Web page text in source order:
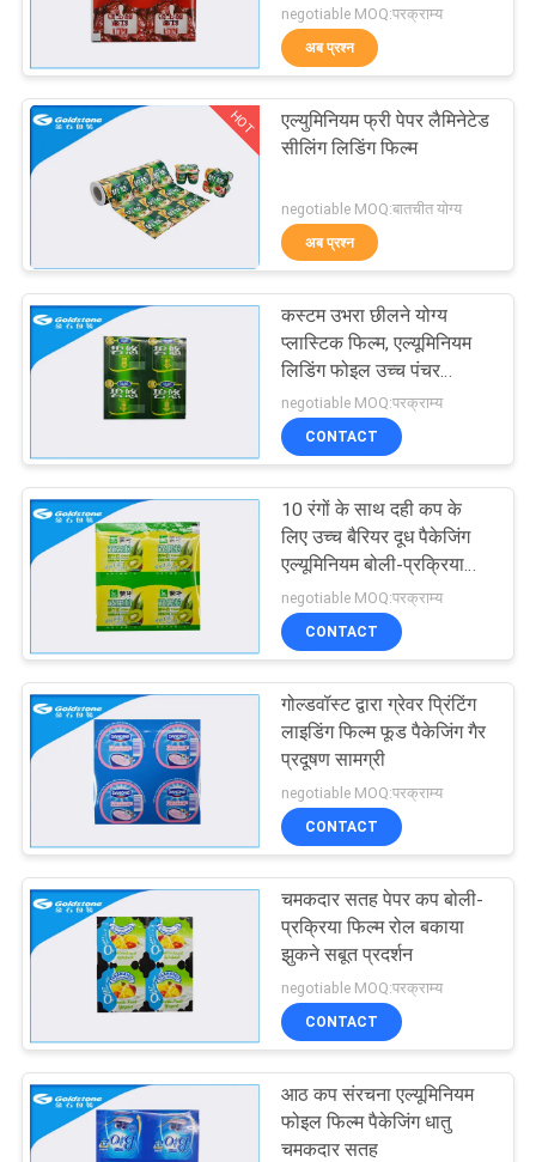
कारखाने
का
दौरा
गुणवत्ता
हमसे
संपर्क
करें
समाचार
बोली
साइटमैप
गोपनीयता
एल्यूमिनियम सीलिंग फिल्म
लिटिंग फिल्म
कस्टम पेपर लेबल
14
स्टिक पैक
32
negotiable MOQ:परक्राम्य
अब प्रश्न
HOT
एल्युमिनियम फ्री पेपर लैमिनेटेड
सीलिंग लिडिंग फिल्म
negotiable MOQ:बातचीत योग्य
अब प्रश्न
कस्टम उभरा छीलने योग्य
प्लास्टिक फिल्म, एल्यूमिनियम
लिडिंग फोइल उच्च पंचर
प्रतिरोध
negotiable MOQ:परक्राम्य
CONTACT
10 रंगों के साथ दही कप के
लिए उच्च बैरियर दूध पैकेजिंग
एल्यूमिनियम बोली-प्रक्रिया
फिल्म
negotiable MOQ:परक्राम्य
CONTACT
गोल्डवॉस्ट द्वारा ग्रेवर प्रिंटिंग
लाइडिंग फिल्म फूड पैकेजिंग गैर
प्रदूषण सामग्री
negotiable MOQ:परक्राम्य
CONTACT
चमकदार सतह पेपर कप बोली-
प्रक्रिया फिल्म रोल बकाया
झुकने सबूत प्रदर्शन
negotiable MOQ:परक्राम्य
CONTACT
आठ कप संरचना एल्यूमिनियम
फोइल फिल्म पैकेजिंग धातु
चमकदार सतह